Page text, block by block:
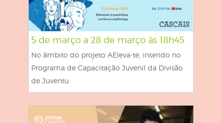
5 de março a 28 de março às 18h45
No âmbito do projeto AEleva-te, inserido no
Programa de Capacitação Juvenil da Divisão
de Juventu